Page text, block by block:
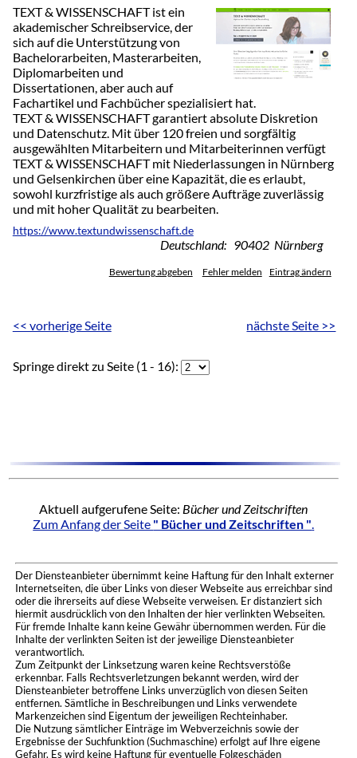
TEXT & WISSENSCHAFT ist ein
akademischer Schreibservice, der
sich auf die Unterstützung von
Bachelorarbeiten, Masterarbeiten,
Diplomarbeiten und
Dissertationen, aber auch auf
Fachartikel und Fachbücher spezialisiert hat.
TEXT & WISSENSCHAFT garantiert absolute Diskretion
und Datenschutz. Mit über 120 freien und sorgfältig
ausgewählten Mitarbeitern und Mitarbeiterinnen verfügt
TEXT & WISSENSCHAFT mit Niederlassungen in Nürnberg
und Gelsenkirchen über eine Kapazität, die es erlaubt,
sowohl kurzfristige als auch größere Aufträge zuverlässig
und mit hoher Qualität zu bearbeiten.
https://www.textundwissenschaft.de
Deutschland: 90402 Nürnberg
Bewertung abgeben Fehler melden Eintrag ändern
<< vorherige Seite nächste Seite >>
Springe direkt zu Seite (1 - 16):
Aktuell aufgerufene Seite: Bücher und Zeitschriften
Zum Anfang der Seite " Bücher und Zeitschriften "
Der Diensteanbieter übernimmt keine Haftung für den Inhalt externer
Internetseiten, die über Links von dieser Webseite aus erreichbar sind
oder die ihrerseits auf diese Webseite verweisen. Er distanziert sich
hiermit ausdrücklich von den Inhalten der hier verlinkten Webseiten.
Für fremde Inhalte kann keine Gewähr übernommen werden. Für die
Inhalte der verlinkten Seiten ist der jeweilige Diensteanbieter
verantwortlich.
Zum Zeitpunkt der Linksetzung waren keine Rechtsverstöße
erkennbar. Falls Rechtsverletzungen bekannt werden, wird der
Diensteanbieter betroffene Links unverzüglich von diesen Seiten
entfernen. Sämtliche in Beschreibungen und Links verwendete
Markenzeichen sind Eigentum der jeweiligen Rechteinhaber.
Die Nutzung sämtlicher Einträge im Webverzeichnis sowie der
Ergebnisse der Suchfunktion (Suchmaschine) erfolgt auf Ihre eigene
Gefahr. Es wird keine Haftung für eventuelle Folgeschäden